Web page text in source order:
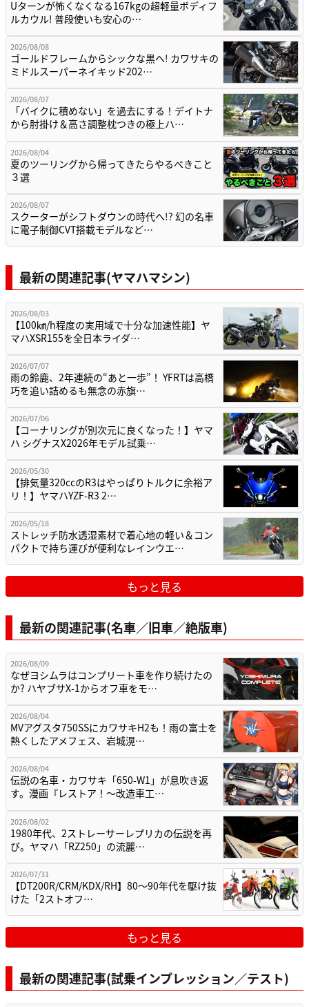
Uターンが怖くなくなる167kgの超軽量ボディフ
ルカウル! 普段使いも安心の…
2026/08/08
ゴールドフレームからシックな黒へ! カワサキの
ミドルスーパーネイキッド202…
2026/08/07
「バイクに積めない」を過去にする！デイトナ
から肘掛け＆高さ調整枕つきの極上ハ…
2026/08/04
夏のツーリングから帰ってきたらやるべきこと
３選
2026/08/07
スクーターがシフトダウンの時代へ!? 幻の名車
に電子制御CVT搭載モデルなど…
最新の関連記事(ヤマハマシン)
2026/08/03
【100㎞/h程度の実用域で十分な加速性能】ヤ
マハXSR155を全日本ライダ…
2026/07/07
雨の鈴鹿、2年連続の“あと一歩”！ YFRTは高橋
巧を追い詰めるも無念の赤旗…
2026/07/06
【コーナリングが別次元に良くなった！】ヤマ
ハ シグナスX2026年モデル試乗…
2026/05/30
【排気量320ccのR3はやっぱりトルクに余裕ア
リ！】ヤマハYZF-R3 2…
2026/05/18
ストレッチ防水透湿素材で着心地の軽い＆コン
パクトで持ち運びが便利なレインウエ…
もっと見る
最新の関連記事(名車／旧車／絶版車)
2026/08/09
なぜヨシムラはコンプリート車を作り続けたの
か? ハヤブサX-1からオフ車をモ…
2026/08/04
MVアグスタ750SSにカワサキH2も！雨の富士を
熱くしたアメフェス、岩城滉…
2026/08/04
伝説の名車・カワサキ「650-W1」が息吹き返
す。漫画『レストア！～改造車工…
2026/08/02
1980年代、2ストレーサーレプリカの伝説を再
び。ヤマハ「RZ250」の流麗…
2026/07/31
【DT200R/CRM/KDX/RH】80〜90年代を駆け抜
けた「2ストオフ…
もっと見る
最新の関連記事(試乗インプレッション／テスト)